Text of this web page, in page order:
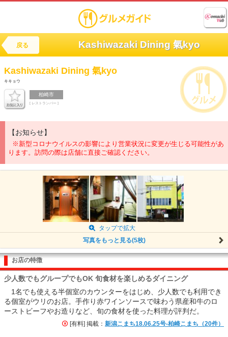
戻る Kashiwazaki Dining 氣kyo
Kashiwazaki Dining 氣kyo
キキョウ
柏崎市
[ レストランバー ]
【お知らせ】
※新型コロナウイルスの影響により営業状況に変更が生じる可能性があ
ります。訪問の際は店舗に直接ご確認ください。
タップで拡大
写真をもっと見る(5枚)
お店の特徴
少人数でもグループでもOK 旬食材を楽しめるダイニング
1名でも使える半個室のカウンターをはじめ、少人数でも利用でき
る個室がウリのお店。手作り赤ワインソースで味わう県産和牛のロ
ーストビーフやお造りなど、旬の食材を使った料理が評判だ。
[有料] 掲載： 新潟こまち18.06.25号-柏崎こまち（20件）